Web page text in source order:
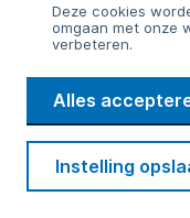
Deze cookies
omgaan met onze
verbeteren.
Alles
Instelling
Bericht
WMD
Drinkwater
Cookie voorkeuren
Privacy Disclaimer